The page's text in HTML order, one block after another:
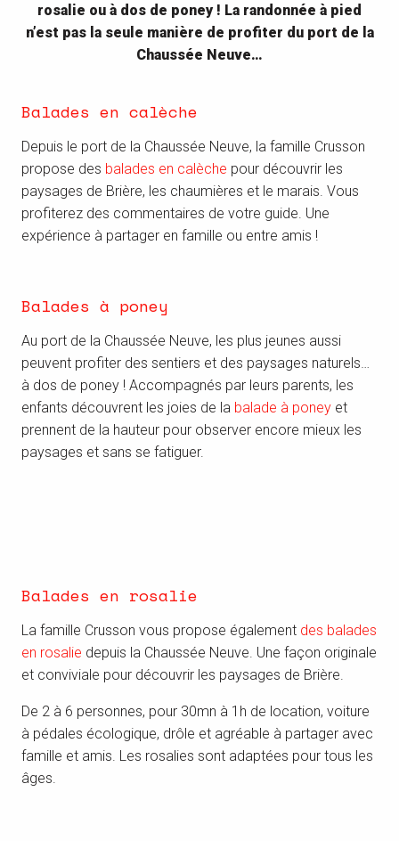
rosalie ou à dos de poney ! La randonnée à pied
n’est pas la seule manière de profiter du port de la
Chaussée Neuve…
Balades en calèche
Depuis le port de la Chaussée Neuve, la famille Crusson
propose des balades en calèche pour découvrir les
paysages de Brière, les chaumières et le marais. Vous
profiterez des commentaires de votre guide. Une
expérience à partager en famille ou entre amis !
Balades à poney
Au port de la Chaussée Neuve, les plus jeunes aussi
peuvent profiter des sentiers et des paysages naturels…
à dos de poney ! Accompagnés par leurs parents, les
enfants découvrent les joies de la balade à poney et
prennent de la hauteur pour observer encore mieux les
paysages et sans se fatiguer.
Balades en rosalie
La famille Crusson vous propose également des balades
en rosalie depuis la Chaussée Neuve. Une façon originale
et conviviale pour découvrir les paysages de Brière.
De 2 à 6 personnes, pour 30mn à 1h de location, voiture
à pédales écologique, drôle et agréable à partager avec
famille et amis. Les rosalies sont adaptées pour tous les
âges.